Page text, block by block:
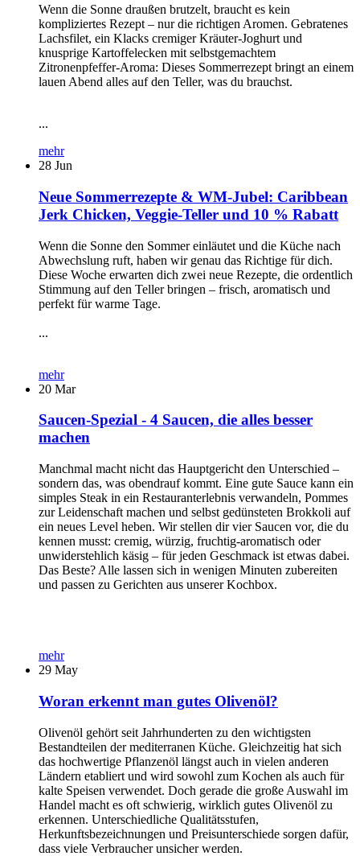
Wenn die Sonne draußen brutzelt, braucht es kein
kompliziertes Rezept – nur die richtigen Aromen. Gebratenes
Lachsfilet, ein Klacks cremiger Kräuter-Joghurt und
knusprige Kartoffelecken mit selbstgemachtem
Zitronenpfeffer-Aroma: Dieses Sommerrezept bringt an einem
lauen Abend alles auf den Teller, was du brauchst.
...
mehr
28 Jun
Neue Sommerrezepte & WM-Jubel: Caribbean
Jerk Chicken, Veggie-Teller und 10 % Rabatt
Wenn die Sonne den Sommer einläutet und die Küche nach
Abwechslung ruft, haben wir genau das Richtige für dich.
Diese Woche erwarten dich zwei neue Rezepte, die ordentlich
Stimmung auf den Teller bringen – frisch, aromatisch und
perfekt für warme Tage.
...
mehr
20 Mar
Saucen-Spezial - 4 Saucen, die alles besser
machen
Manchmal macht nicht das Hauptgericht den Unterschied –
sondern das, was obendrauf kommt. Eine gute Sauce kann ein
simples Steak in ein Restauranterlebnis verwandeln, Pommes
zur Leidenschaft machen und selbst gedünsteten Brokkoli auf
ein neues Level heben. Wir stellen dir vier Saucen vor, die du
kennen musst: cremig, würzig, fruchtig-aromatisch oder
unwiderstehlich käsig – für jeden Geschmack ist etwas dabei.
Das Beste? Alle lassen sich in wenigen Minuten zubereiten
und passen zu Gerichten aus unserer Kochbox.
mehr
29 May
Woran erkennt man gutes Olivenöl?
Olivenöl gehört seit Jahrhunderten zu den wichtigsten
Bestandteilen der mediterranen Küche. Gleichzeitig hat sich
das hochwertige Pflanzenöl längst auch in vielen anderen
Ländern etabliert und wird sowohl zum Kochen als auch für
kalte Speisen verwendet. Doch gerade die große Auswahl im
Handel macht es oft schwierig, wirklich gutes Olivenöl zu
erkennen. Unterschiedliche Qualitätsstufen,
Herkunftsbezeichnungen und Preisunterschiede sorgen dafür,
dass viele Verbraucher unsicher werden.